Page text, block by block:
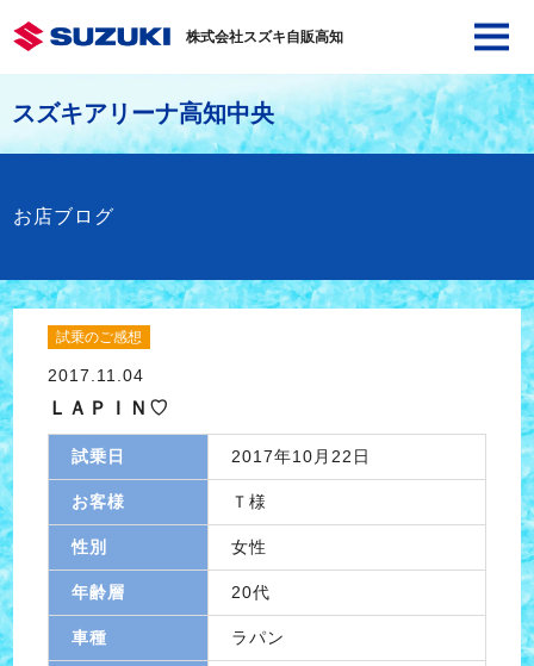
株式会社スズキ自販高知
スズキアリーナ高知中央
お店ブログ
試乗のご感想
2017.11.04
ＬＡＰＩＮ♡
試乗日 2017年10月22日
お客様 Ｔ様
性別 女性
年齢層 20代
車種 ラパン